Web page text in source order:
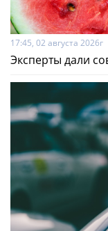
17:45, 02 августа 2026г
Эксперты дали